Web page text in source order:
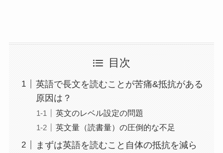
目次
英語で長文を読むことが苦痛&抵抗がある
原因は？
英文のレベル設定の問題
英文量（読書量）の圧倒的な不足
まずは英語を読むこと自体の抵抗を減ら